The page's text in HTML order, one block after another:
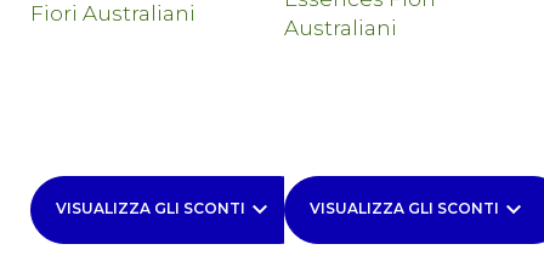
VISUALIZZA GLI SCONTI keyboard_arrow_down VISUALIZZA GLI SCONTI keyboard_arrow_down